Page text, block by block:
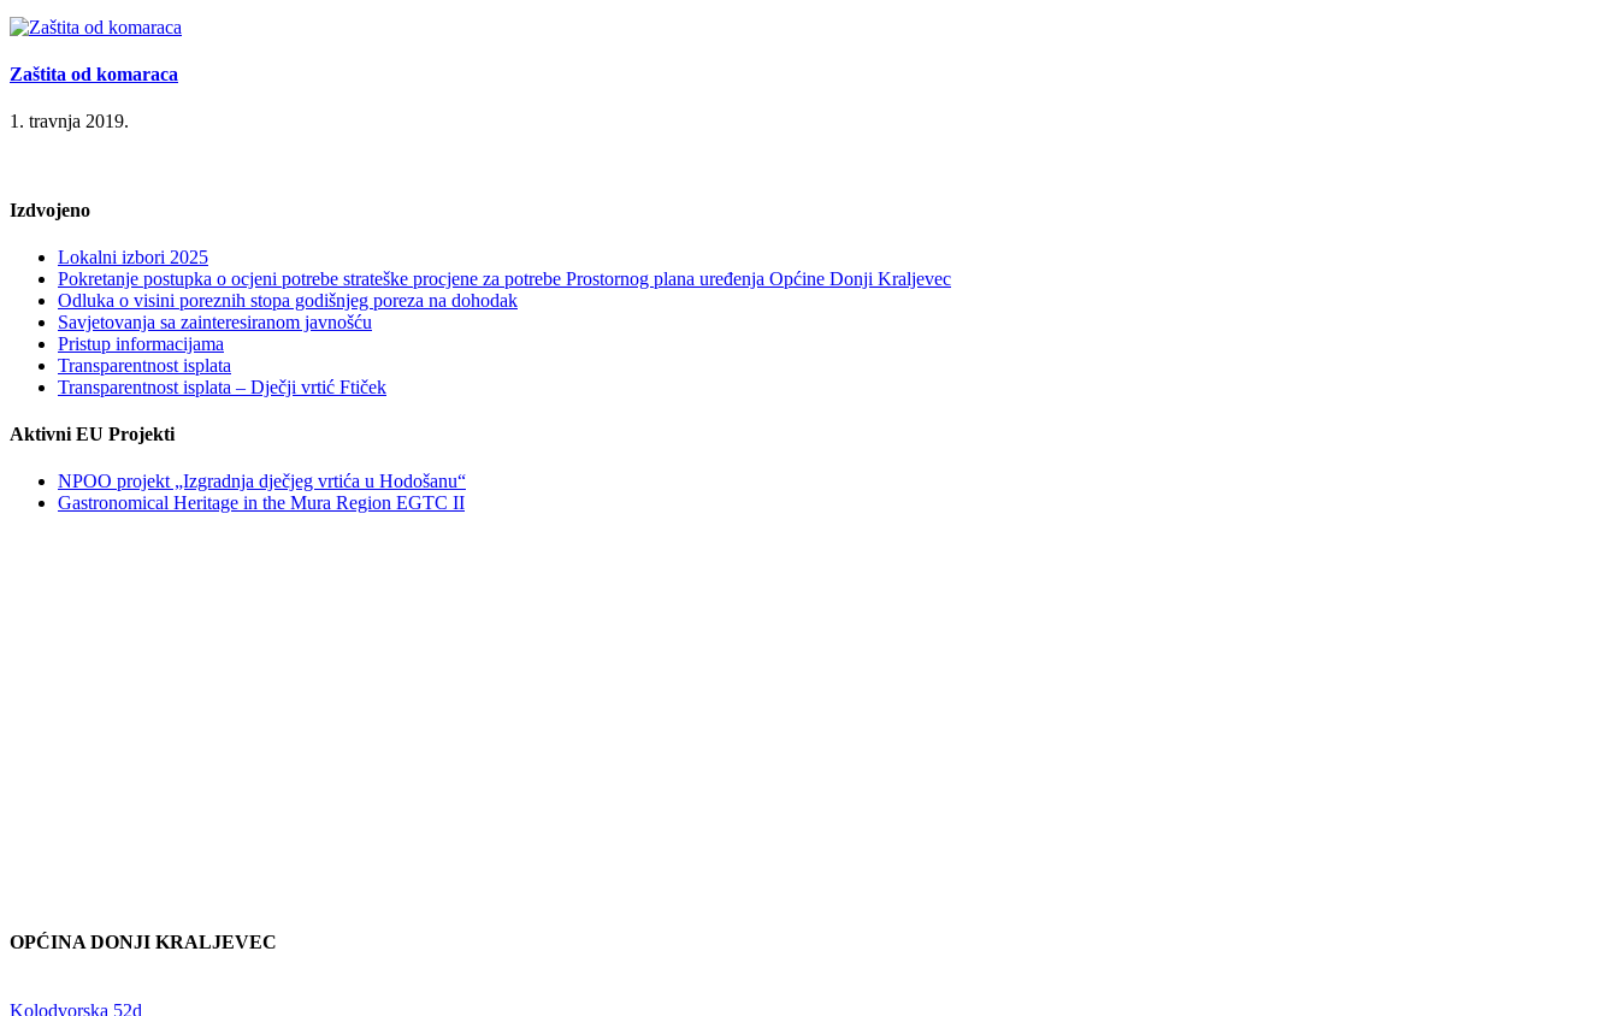
Zaštita od komaraca
1. travnja 2019.
Izdvojeno
Lokalni izbori 2025
Pokretanje postupka o ocjeni potrebe strateške procjene za potrebe Prostornog plana uređenja Općine Donji Kraljevec
Odluka o visini poreznih stopa godišnjeg poreza na dohodak
Savjetovanja sa zainteresiranom javnošću
Pristup informacijama
Transparentnost isplata
Transparentnost isplata – Dječji vrtić Ftiček
Aktivni EU Projekti
NPOO projekt „Izgradnja dječjeg vrtića u Hodošanu“
Gastronomical Heritage in the Mura Region EGTC II
OPĆINA DONJI KRALJEVEC
Kolodvorska 52d